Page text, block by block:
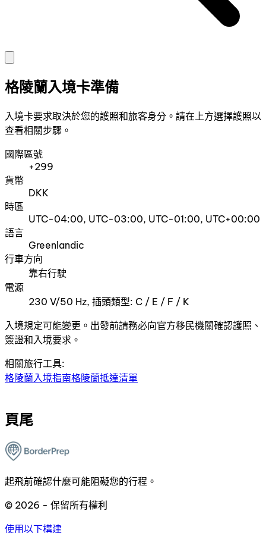
格陵蘭入境卡準備
入境卡要求取決於您的護照和旅客身分。請在上方選擇護照以
查看相關步驟。
國際區號
+299
貨幣
DKK
時區
UTC-04:00, UTC-03:00, UTC-01:00, UTC+00:00
語言
Greenlandic
行車方向
靠右行駛
電源
230 V/50 Hz, 插頭類型: C / E / F / K
入境規定可能變更。出發前請務必向官方移民機關確認護照、
簽證和入境要求。
相關旅行工具:
格陵蘭入境指南格陵蘭抵達清單
頁尾
起飛前確認什麼可能阻礙您的行程。
© 2026 - 保留所有權利
使用以下構建